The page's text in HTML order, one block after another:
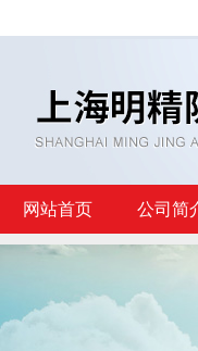
网站首页 公司简